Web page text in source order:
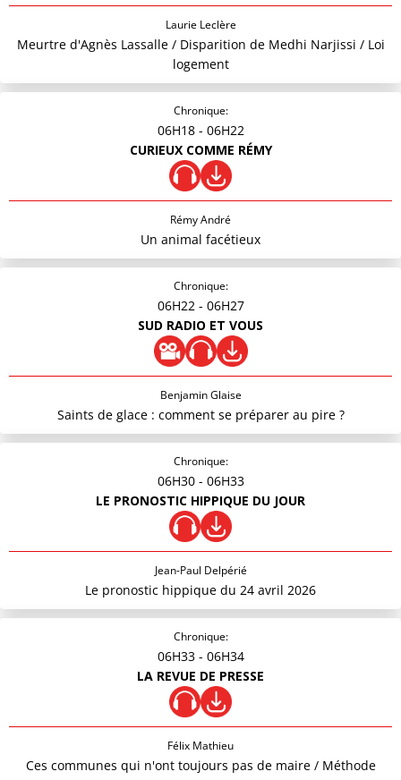
Laurie Leclère
Meurtre d'Agnès Lassalle / Disparition de Medhi Narjissi / Loi
logement
Chronique:
06H18 - 06H22
CURIEUX COMME RÉMY
Rémy André
Un animal facétieux
Chronique:
06H22 - 06H27
SUD RADIO ET VOUS
Benjamin Glaise
Saints de glace : comment se préparer au pire ?
Chronique:
06H30 - 06H33
LE PRONOSTIC HIPPIQUE DU JOUR
Jean-Paul Delpérié
Le pronostic hippique du 24 avril 2026
Chronique:
06H33 - 06H34
LA REVUE DE PRESSE
Félix Mathieu
Ces communes qui n'ont toujours pas de maire / Méthode